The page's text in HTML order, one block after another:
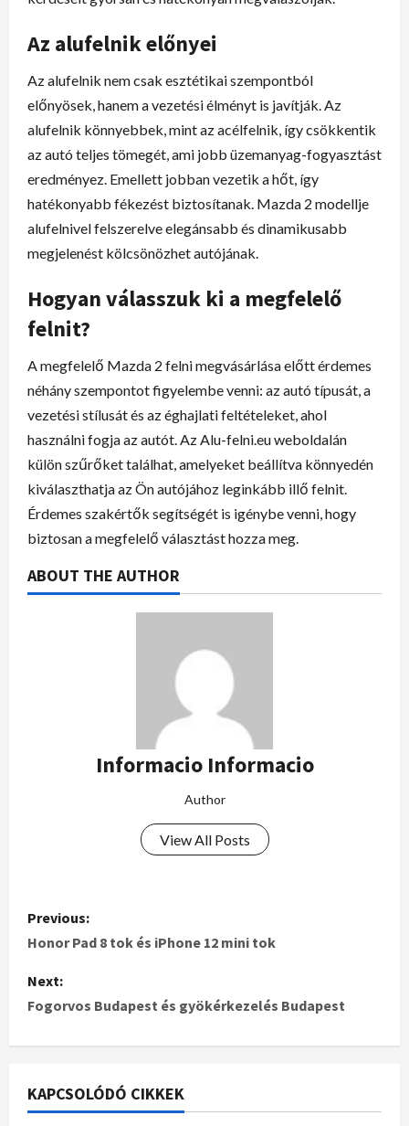
Az alufelnik előnyei
Az alufelnik nem csak esztétikai szempontból
előnyösek, hanem a vezetési élményt is javítják. Az
alufelnik könnyebbek, mint az acélfelnik, így csökkentik
az autó teljes tömegét, ami jobb üzemanyag-fogyasztást
eredményez. Emellett jobban vezetik a hőt, így
hatékonyabb fékezést biztosítanak. Mazda 2 modellje
alufelnivel felszerelve elegánsabb és dinamikusabb
megjelenést kölcsönözhet autójának.
Hogyan válasszuk ki a megfelelő
felnit?
A megfelelő Mazda 2 felni megvásárlása előtt érdemes
néhány szempontot figyelembe venni: az autó típusát, a
vezetési stílusát és az éghajlati feltételeket, ahol
használni fogja az autót. Az Alu-felni.eu weboldalán
külön szűrőket találhat, amelyeket beállítva könnyedén
kiválaszthatja az Ön autójához leginkább illő felnit.
Érdemes szakértők segítségét is igénybe venni, hogy
biztosan a megfelelő választást hozza meg.
ABOUT THE AUTHOR
Informacio Informacio
Author
View All Posts
Previous:
Honor Pad 8 tok és iPhone 12 mini tok
Next:
Fogorvos Budapest és gyökérkezelés Budapest
KAPCSOLÓDÓ CIKKEK